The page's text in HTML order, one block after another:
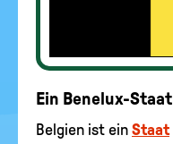
Ein Benelux-Staat
Belgien ist ein Staat